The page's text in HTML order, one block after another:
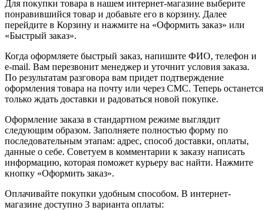
Для покупки товара в нашем интернет-магазине выберите
понравившийся товар и добавьте его в корзину. Далее
перейдите в Корзину и нажмите на «Оформить заказ» или
«Быстрый заказ».
Когда оформляете быстрый заказ, напишите ФИО, телефон и
e-mail. Вам перезвонит менеджер и уточнит условия заказа.
По результатам разговора вам придет подтверждение
оформления товара на почту или через СМС. Теперь останется
только ждать доставки и радоваться новой покупке.
Оформление заказа в стандартном режиме выглядит
следующим образом. Заполняете полностью форму по
последовательным этапам: адрес, способ доставки, оплаты,
данные о себе. Советуем в комментарии к заказу написать
информацию, которая поможет курьеру вас найти. Нажмите
кнопку «Оформить заказ».
Оплачивайте покупки удобным способом. В интернет-
магазине доступно 3 варианта оплаты: